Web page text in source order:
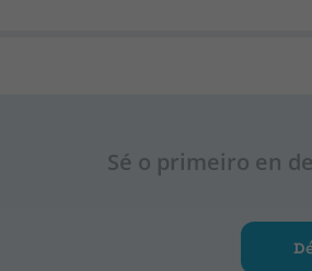
Sé o primeiro en